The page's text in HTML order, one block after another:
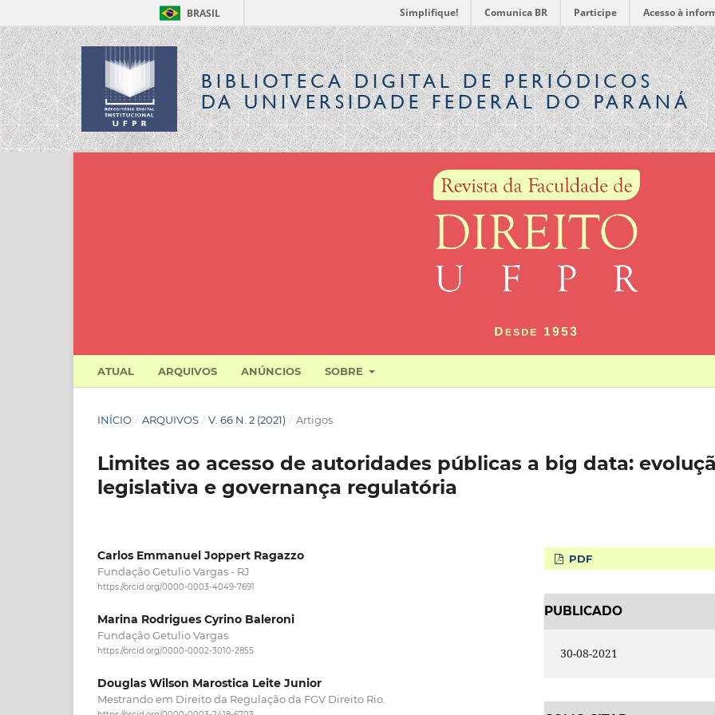
BRASIL Simplifique! Comunica BR Participe Acesso à
BIBLIOTECA DIGITALDE PERIÓDICOS
DA UNIVERSIDADE FEDERAL DO PARANÁ
ATUAL ARQUIVOS ANÚNCIOS SOBRE
INÍCIO / ARQUIVOS / V. 66 N. 2 (2021) / Artigos
Limites ao acesso de autoridades públicas a big data:
legislativa e governança regulatória
Carlos Emmanuel Joppert Ragazzo
Fundação Getulio Vargas - RJ
https://orcid.org/0000-0003-4049-7691
Marina Rodrigues Cyrino Baleroni
Fundação Getulio Vargas
https://orcid.org/0000-0002-3010-2855
Douglas Wilson Marostica Leite Junior
Mestrando em Direito da Regulação da FGV Direito Rio.
PDF
PUBLICADO
30-08-2021